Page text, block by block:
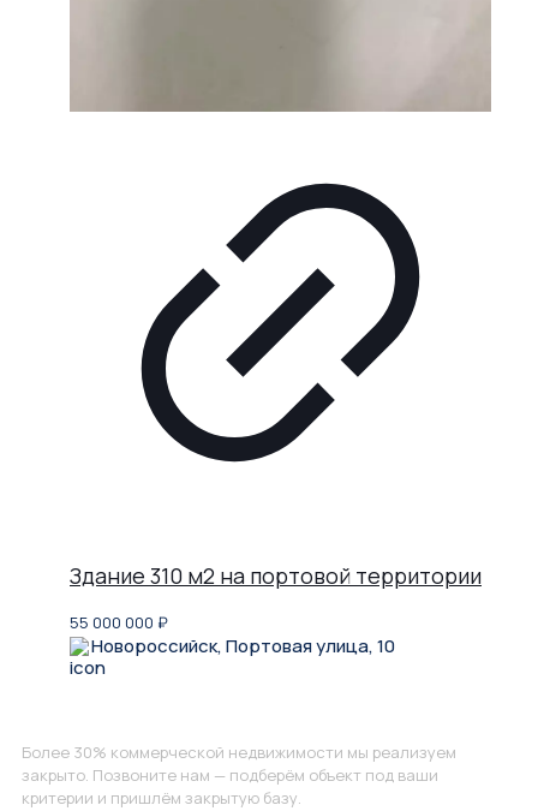
Здание 310 м2 на портовой территории
55 000 000 ₽
Новороссийск, Портовая улица, 10
Более 30% коммерческой недвижимости мы реализуем
закрыто. Позвоните нам — подберём объект под ваши
критерии и пришлём закрытую базу.